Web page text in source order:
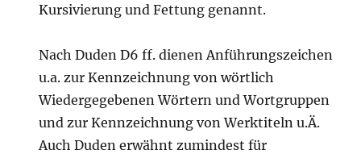
Kursivierung und Fettung genannt.
Nach Duden D6 ff. dienen Anführungszeichen
u.a. zur Kennzeichnung von wörtlich
Wiedergegebenen Wörtern und Wortgruppen
und zur Kennzeichnung von Werktiteln u.Ä.
Auch Duden erwähnt zumindest für